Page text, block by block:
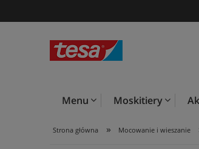
Menu Moskitiery
Strona główna » Mocowanie i wieszanie